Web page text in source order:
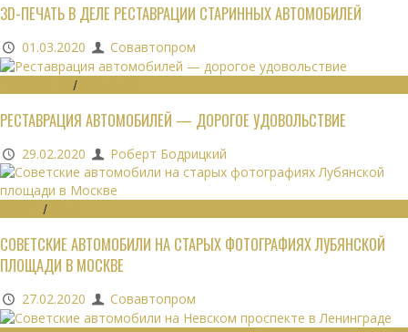
3D-ПЕЧАТЬ В ДЕЛЕ РЕСТАВРАЦИИ СТАРИННЫХ АВТОМОБИЛЕЙ
01.03.2020 Совавтопром
/
РЕСТАВРАЦИЯ АВТОМОБИЛЕЙ — ДОРОГОЕ УДОВОЛЬСТВИЕ
29.02.2020 Роберт Бодрицкий
/
СОВЕТСКИЕ АВТОМОБИЛИ НА СТАРЫХ ФОТОГРАФИЯХ ЛУБЯНСКОЙ
ПЛОЩАДИ В МОСКВЕ
27.02.2020 Совавтопром